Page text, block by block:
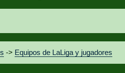
-> Equipos de LaLiga y jugadores